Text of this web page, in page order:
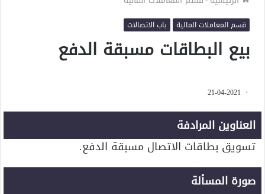
قسم المعاملات المالية باب الاتصالات
بيع البطاقات مسبقة الدفع
21-04-2021
العناوين المرادفة
تسويق بطاقات الاتصال مسبقة الدفع.
صورة المسألة